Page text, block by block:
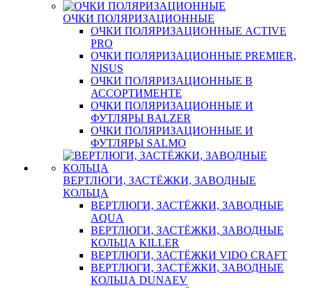
ОЧКИ ПОЛЯРИЗАЦИОННЫЕ
ОЧКИ ПОЛЯРИЗАЦИОННЫЕ ACTIVE
PRO
ОЧКИ ПОЛЯРИЗАЦИОННЫЕ PREMIER,
NISUS
ОЧКИ ПОЛЯРИЗАЦИОННЫЕ В
АССОРТИМЕНТЕ
ОЧКИ ПОЛЯРИЗАЦИОННЫЕ И
ФУТЛЯРЫ BALZER
ОЧКИ ПОЛЯРИЗАЦИОННЫЕ И
ФУТЛЯРЫ SALMO
ВЕРТЛЮГИ, ЗАСТЁЖКИ, ЗАВОДНЫЕ
КОЛЬЦА
ВЕРТЛЮГИ, ЗАСТЁЖКИ, ЗАВОДНЫЕ
AQUA
ВЕРТЛЮГИ, ЗАСТЁЖКИ, ЗАВОДНЫЕ
КОЛЬЦА KILLER
ВЕРТЛЮГИ, ЗАСТЁЖКИ VIDO CRAFT
ВЕРТЛЮГИ, ЗАСТЁЖКИ, ЗАВОДНЫЕ
КОЛЬЦА DUNAEV